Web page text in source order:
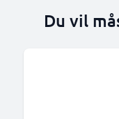
Du vil